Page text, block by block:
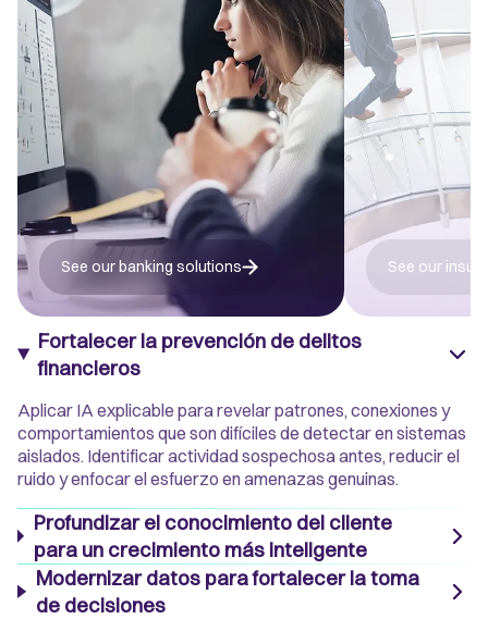
Fortalecer la prevención de delitos
financieros
Aplicar IA explicable para revelar patrones, conexiones y
comportamientos que son difíciles de detectar en sistemas
aislados. Identificar actividad sospechosa antes, reducir el
ruido y enfocar el esfuerzo en amenazas genuinas.
Profundizar el conocimiento del cliente
para un crecimiento más inteligente
Modernizar datos para fortalecer la toma
de decisiones
See our banking solutions See our